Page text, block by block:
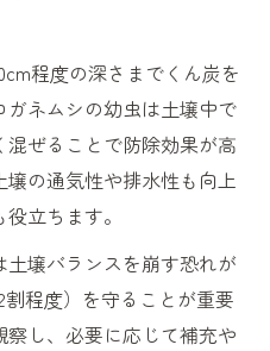
程度の深さまでくん炭を
ネムシの幼虫は土壌中で
ぜることで防除効果が高
の通気性や排水性も向上
立ちます。
壌バランスを崩す恐れが
程度）を守ることが重要
し、必要に応じて補充や